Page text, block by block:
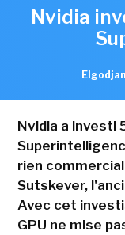
Nvidia
Nvidia a investi
rien
Sutskever,
Avec cet
GPU ne mise